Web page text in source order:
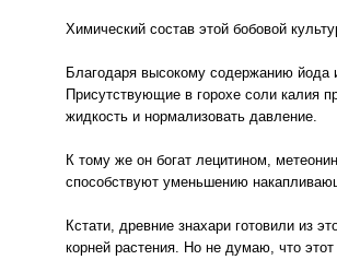
Химический состав этой бобовой
Благодаря высокому содержанию йода
Присутствующие в горохе соли калия
жидкость и нормализовать давление.
К тому же он богат лецитином,
способствуют уменьшению
Кстати, древние знахари готовили из
корней растения. Но не думаю, что